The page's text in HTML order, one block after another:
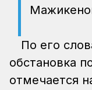
По его
обстановка
отмечается